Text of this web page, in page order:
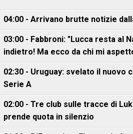
04:00 - Arrivano brutte notizie
03:00 - Fabbroni: "Lucca resta al
indietro! Ma ecco da chi mi
02:30 - Uruguay: svelato il nuovo
Serie A
02:00 - Tre club sulle tracce di
prende quota in silenzio